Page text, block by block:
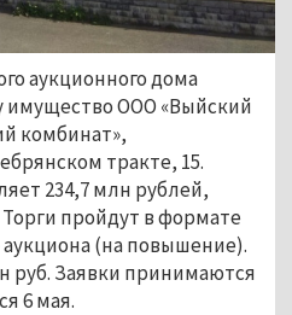
аукционного дома
имущество ООО «Выйский
комбинат»,
тракте, 15.
234,7 млн рублей,
пройдут в формате
аукциона (на повышение).
руб. Заявки принимаются
6 мая.